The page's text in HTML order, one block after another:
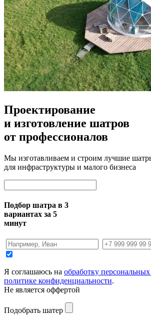
Проектирование
и изготовление шатров
от профессионалов
Мы изготавливаем и строим лучшие
для инфраструктуры и малого бизнеса
Подбор шатра в 3
вариантах за 5
минут
Я соглашаюсь на обработку
политике конфиденциальности.
Не является оффертой
Подобрать шатер